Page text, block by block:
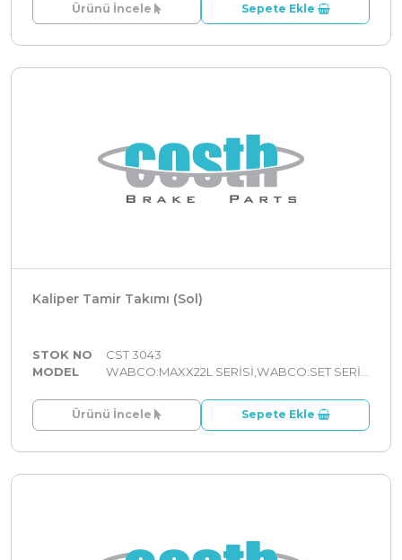
Ürünü İncele Sepete Ekle
Kaliper Tamir Takımı (Sol)
STOK NO
CST 3043
MODEL
Ürünü İncele Sepete Ekle